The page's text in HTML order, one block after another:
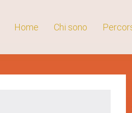
Home Chi sono